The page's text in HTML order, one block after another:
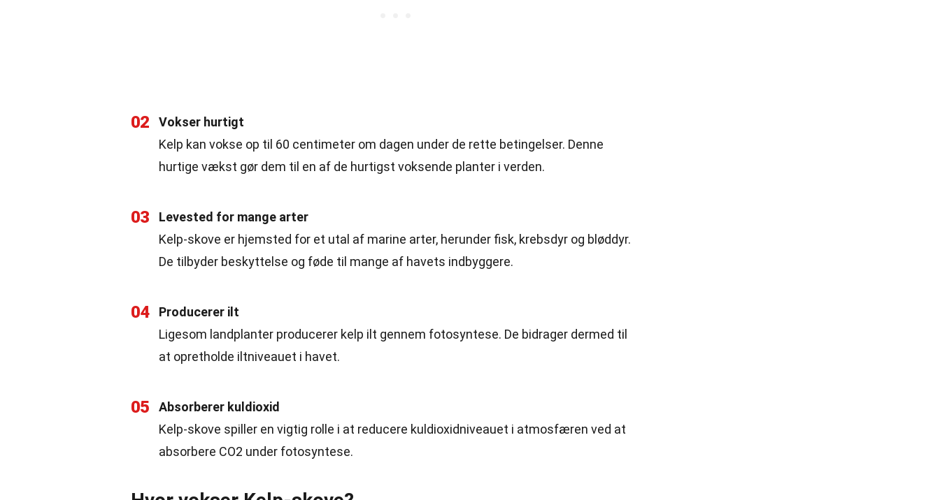
02
Vokser hurtigt
Kelp kan vokse op til 60 centimeter om dagen under de rette betingelser. Denne
hurtige vækst gør dem til en af de hurtigst voksende planter i verden.
03
Levested for mange arter
Kelp-skove er hjemsted for et utal af marine arter, herunder fisk, krebsdyr og bløddyr.
De tilbyder beskyttelse og føde til mange af havets indbyggere.
04
Producerer ilt
Ligesom landplanter producerer kelp ilt gennem fotosyntese. De bidrager dermed til
at opretholde iltniveauet i havet.
05
Absorberer kuldioxid
Kelp-skove spiller en vigtig rolle i at reducere kuldioxidniveauet i atmosfæren ved at
absorbere CO2 under fotosyntese.